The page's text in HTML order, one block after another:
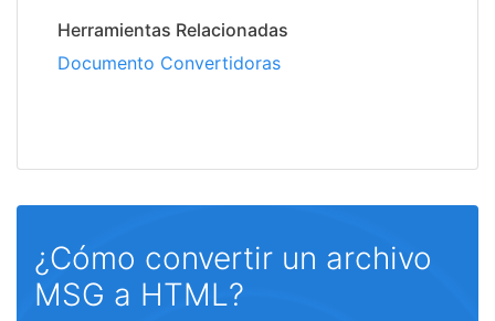
Herramientas Relacionadas
Documento Convertidoras
¿Cómo convertir un archivo
MSG a HTML?